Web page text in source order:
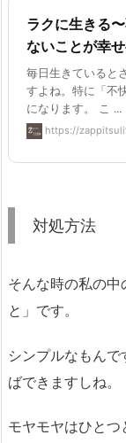
ラクに生きる
ないことが幸
毎日生きていると
すよね。特に「不
になります。 こ ...
https://
対処方法
そんな時の私の中
と」です。
シンプルなもん
ばできますしね。
モヤモヤはひと